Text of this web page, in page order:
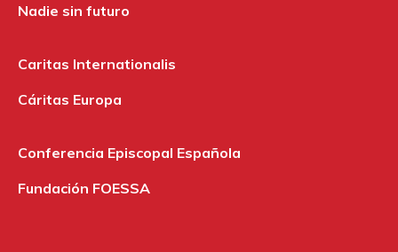
Nadie sin futuro
Caritas Internationalis
Cáritas Europa
Conferencia Episcopal Española
Fundación FOESSA